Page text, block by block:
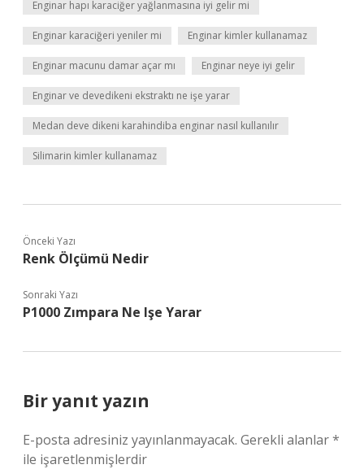
Enginar hapı karaciğer yağlanmasına iyi gelir mi
Enginar karaciğeri yeniler mi Enginar kimler kullanamaz
Enginar macunu damar açar mı Enginar neye iyi gelir
Enginar ve devedikeni ekstraktı ne işe yarar
Medan deve dikeni karahindiba enginar nasıl kullanılır
Silimarin kimler kullanamaz
Önceki Yazı
Renk Ölçümü Nedir
Sonraki Yazı
P1000 Zımpara Ne Işe Yarar
Bir yanıt yazın
E-posta adresiniz yayınlanmayacak. Gerekli alanlar*
ile işaretlenmişlerdir